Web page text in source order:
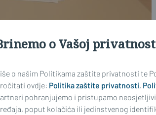
milijuna eura, a realizacijom iste
profila te 40 radnika tehničkih i
o Vašoj
o našim Politikama zaštite privatnosti te
ovdje: Politika zaštite privatnosti,
pohranjujemo i pristupamo
poput kolačića ili jedinstvenog